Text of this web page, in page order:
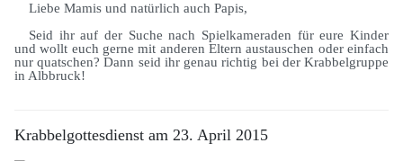
Liebe Mamis und natürlich auch Papis,
Seid ihr auf der Suche nach Spielkameraden für eure Kinder
und wollt euch gerne mit anderen Eltern austauschen oder einfach
nur quatschen? Dann seid ihr genau richtig bei der Krabbelgruppe
in Albbruck!
Krabbelgottesdienst am 23. April 2015